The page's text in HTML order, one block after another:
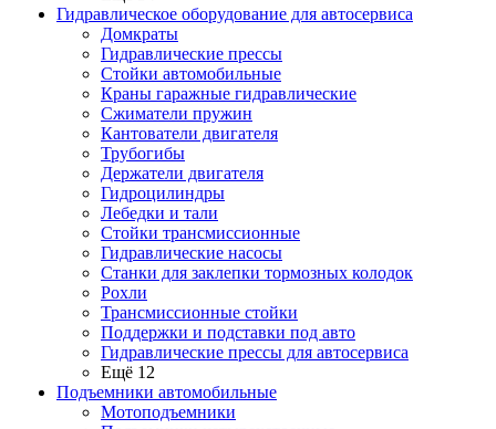
Гидравлическое оборудование для автосервиса
Домкраты
Гидравлические прессы
Стойки автомобильные
Краны гаражные гидравлические
Сжиматели пружин
Кантователи двигателя
Трубогибы
Держатели двигателя
Гидроцилиндры
Лебедки и тали
Стойки трансмиссионные
Гидравлические насосы
Cтанки для заклепки тормозных колодок
Рохли
Трансмиссионные стойки
Поддержки и подставки под авто
Гидравлические прессы для автосервиса
Ещё 12
Подъемники автомобильные
Мотоподъемники